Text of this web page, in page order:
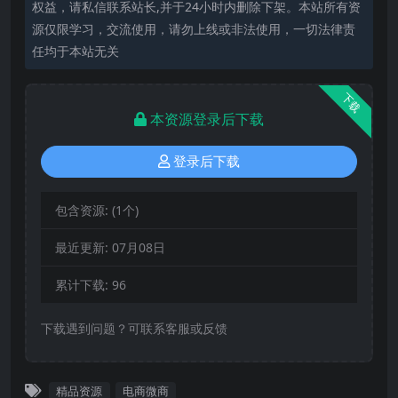
权益，请私信联系站长,并于24小时内删除下架。本站所有资
源仅限学习，交流使用，请勿上线或非法使用，一切法律责
任均于本站无关
下载
本资源登录后下载
登录后下载
包含资源: (1个)
最近更新: 07月08日
累计下载: 96
下载遇到问题？可联系客服或反馈
精品资源 电商微商